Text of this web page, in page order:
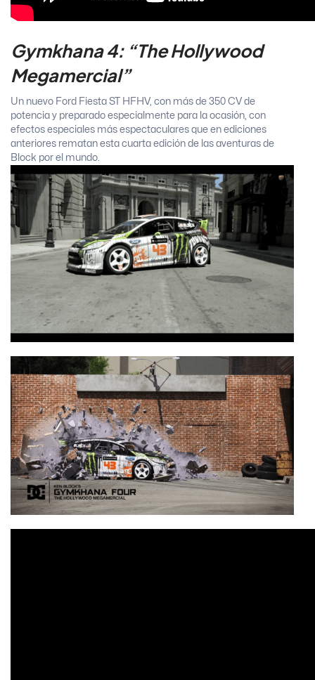
Gymkhana 4: “The Hollywood
Megamercial”
Un nuevo Ford Fiesta ST HFHV, con más de 350 CV de
potencia y preparado especialmente para la ocasión, con
efectos especiales más espectaculares que en ediciones
anteriores rematan esta cuarta edición de las aventuras de
Block por el mundo.